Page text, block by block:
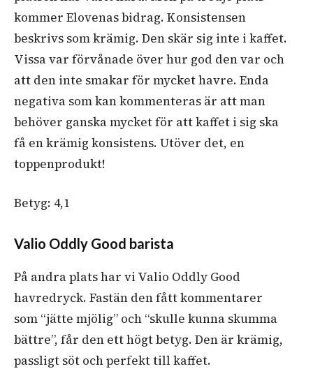
kommer Elovenas bidrag. Konsistensen
beskrivs som krämig. Den skär sig inte i kaffet.
Vissa var förvånade över hur god den var och
att den inte smakar för mycket havre. Enda
negativa som kan kommenteras är att man
behöver ganska mycket för att kaffet i sig ska
få en krämig konsistens. Utöver det, en
toppenprodukt!
Betyg: 4,1
Valio Oddly Good barista
På andra plats har vi Valio Oddly Good
havredryck. Fastän den fått kommentarer
som “jätte mjölig” och “skulle kunna skumma
bättre”, får den ett högt betyg. Den är krämig,
passligt söt och perfekt till kaffet.